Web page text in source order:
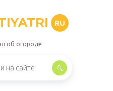
RU
об огороде